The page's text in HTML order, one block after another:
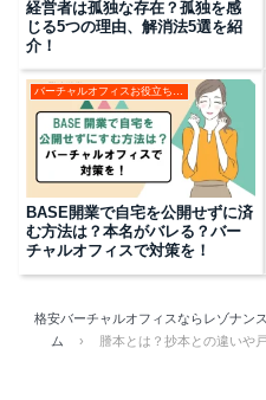
経営者は孤独な存在？孤独を感
じる5つの理由、解消法5選を紹
介！
BASE開業で自宅を公開せずに済
む方法は？本名がバレる？バー
チャルオフィスで対策を！
格安バーチャルオフィスならレゾナンス
ム
› 謄本とは？抄本との違いや